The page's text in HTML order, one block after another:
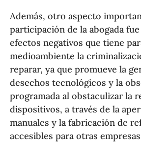
Además, otro aspecto
participación de la abogada
efectos negativos que tiene
medioambiente la
reparar, ya que promueve la
desechos tecnológicos y la
programada al obstaculizar la
dispositivos, a través de la
manuales y la fabricación de
accesibles para otras